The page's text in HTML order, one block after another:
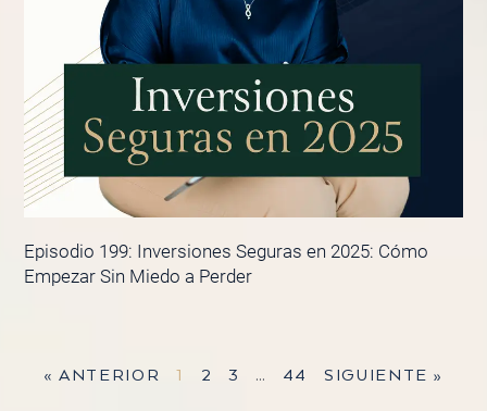
Episodio 199: Inversiones Seguras en 2025: Cómo
Empezar Sin Miedo a Perder
« ANTERIOR 1 2 3 … 44 SIGUIENTE »